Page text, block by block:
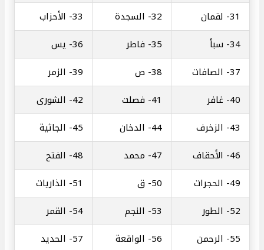
31- لقمان 32- السجدة 33- الأحزاب
34- سبأ 35- فاطر 36- يس
37- الصافات 38- ص 39- الزمر
40- غافر 41- فصلت 42- الشورى
43- الزخرف 44- الدخان 45- الجاثية
46- الأحقاف 47- محمد 48- الفتح
49- الحجرات 50- ق 51- الذاريات
52- الطور 53- النجم 54- القمر
55- الرحمن 56- الواقعة 57- الحديد